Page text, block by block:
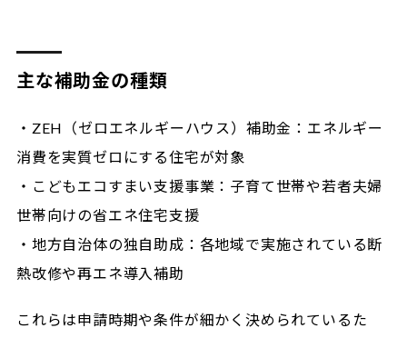
主な補助金の種類
・ZEH（ゼロエネルギーハウス）補助金：エネルギー
消費を実質ゼロにする住宅が対象
・こどもエコすまい支援事業：子育て世帯や若者夫婦
世帯向けの省エネ住宅支援
・地方自治体の独自助成：各地域で実施されている断
熱改修や再エネ導入補助
これらは申請時期や条件が細かく決められているた